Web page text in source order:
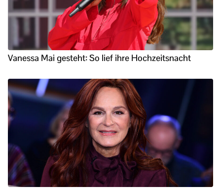
Vanessa Mai gesteht: So lief ihre Hochzeitsnacht